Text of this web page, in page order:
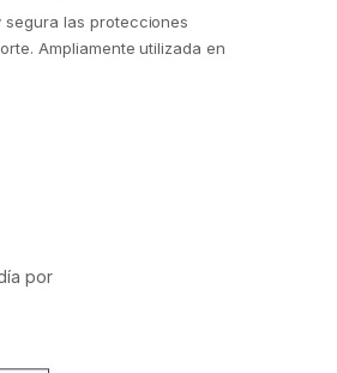
las protecciones
Ampliamente utilizada en
por